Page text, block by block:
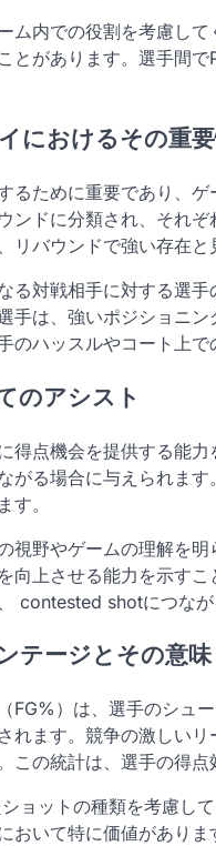
ム内での役割を考慮し
とがあります。選手間
におけるその重
るために重要であり、
ンドに分類され、それ
バウンドで強い存在と
る対戦相手に対する選
手は、強いポジショニ
のハッスルやコート上で
のアシスト
得点機会を提供する能
がる場合に与えられま
す。
視野やゲームの理解を
向上させる能力を示す
contested shotにつなが
テージとその意味
FG%）は、選手のシュ
れます。競争の激しい
この統計は、選手の得点
ョットの種類を考慮し
おいて特に価値があり